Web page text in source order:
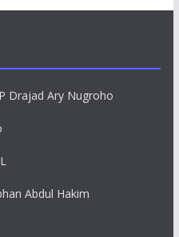
Drajad Ary Nugroho
Abdul Hakim